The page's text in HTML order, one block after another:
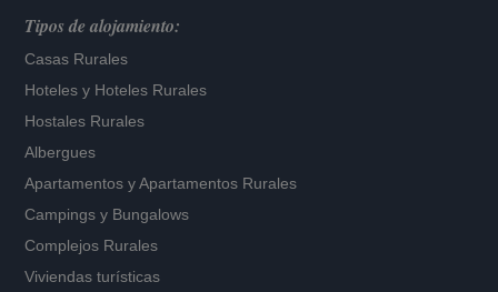
Tipos de alojamiento:
Casas Rurales
Hoteles y Hoteles Rurales
Hostales Rurales
Albergues
Apartamentos yApartamentos Rurales
Campings y Bungalows
Complejos Rurales
Viviendas turísticas